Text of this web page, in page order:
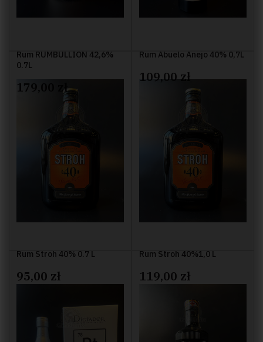
Rum RUMBULLION 42,6%
0.7L
179,00 zł
Rum Abuelo Anejo 40% 0,7L
109,00 zł
Rum Stroh 40% 0.7 L
95,00 zł
Rum Stroh 40%1,0 L
119,00 zł